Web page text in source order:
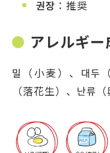
권장 ：推奨
アレルギ
밀（小麦）、대두
（落花生）、난류